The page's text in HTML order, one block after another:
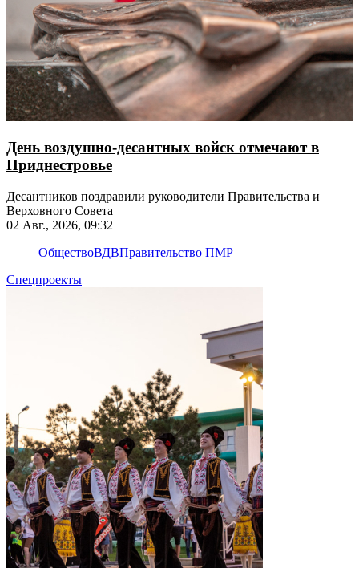
День воздушно-десантных войск отмечают в
Приднестровье
Десантников поздравили руководители Правительства и
Верховного Совета
02 Авг., 2026, 09:32
ОбществоВДВПравительство ПМР
Спецпроекты